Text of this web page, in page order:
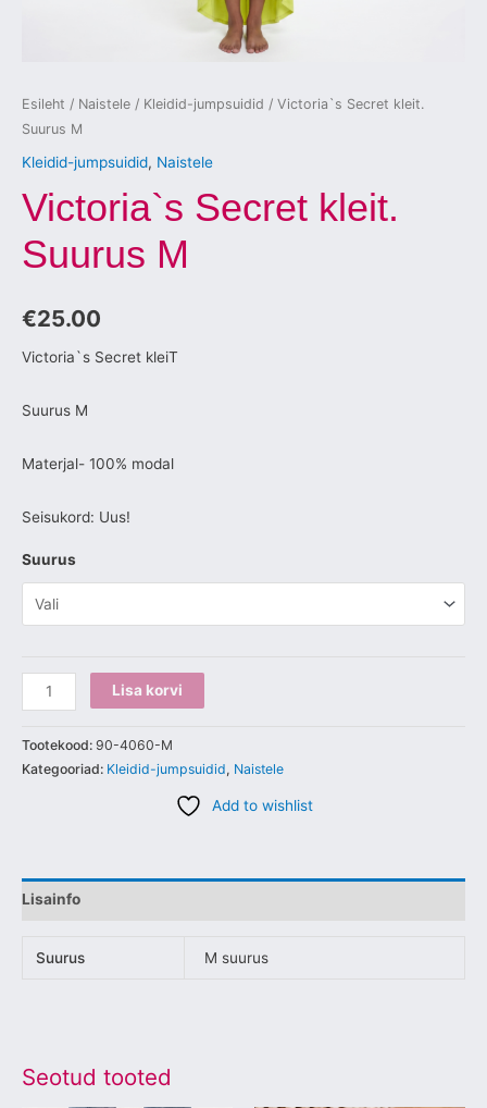
Esileht / Naistele / Kleidid-jumpsuidid / Victoria`s Secret kleit.
Suurus M
Kleidid-jumpsuidid, Naistele
Victoria`s Secret kleit.
Suurus M
€25.00
Victoria`s Secret kleiT
Suurus M
Materjal- 100% modal
Seisukord: Uus!
Suurus
Lisa korvi
Tootekood: 90-4060-M
Kategooriad: Kleidid-jumpsuidid, Naistele
Add to wishlist
Lisainfo
Suurus M suurus
Seotud tooted